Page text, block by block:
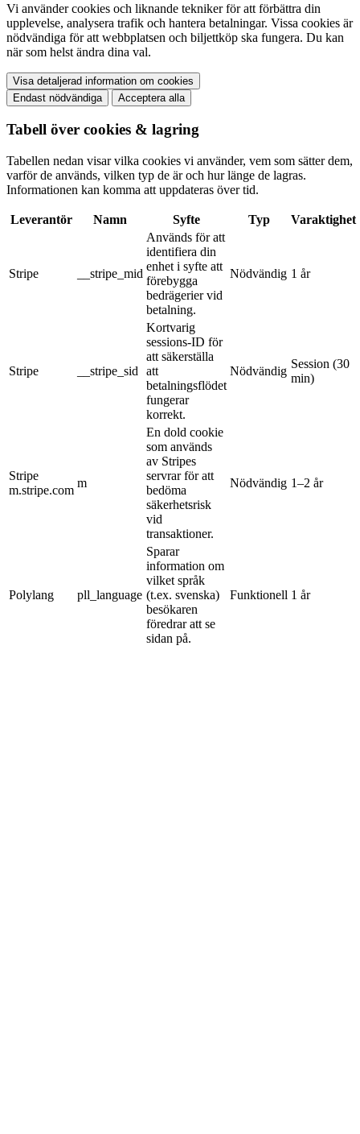
Vi använder cookies och liknande tekniker för att förbättra din
upplevelse, analysera trafik och hantera betalningar. Vissa cookies är
nödvändiga för att webbplatsen och biljettköp ska fungera. Du kan
när som helst ändra dina val.
Visa detaljerad information om cookies
Endast nödvändiga
Acceptera alla
Tabell över cookies & lagring
Tabellen nedan visar vilka cookies vi använder, vem som sätter dem,
varför de används, vilken typ de är och hur länge de lagras.
Informationen kan komma att uppdateras över tid.
Leverantör Namn Syfte Typ Varaktighet
Stripe __stripe_mid
Används för att
identifiera din
enhet i syfte att
förebygga
bedrägerier vid
betalning.
Nödvändig 1 år
Stripe __stripe_sid
Kortvarig
sessions-ID för
att säkerställa
att
betalningsflödet
fungerar
korrekt.
Nödvändig
Session (30
min)
Stripe
m.stripe.com
m
En dold cookie
som används
av Stripes
servrar för att
bedöma
säkerhetsrisk
vid
transaktioner.
Nödvändig 1–2 år
Polylang pll_language
Sparar
information om
vilket språk
(t.ex. svenska)
besökaren
föredrar att se
sidan på.
Funktionell 1 år